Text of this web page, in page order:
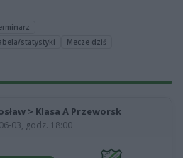
statystyki
Mecze dziś
> Klasa A Przeworsk
03, godz. 18:00